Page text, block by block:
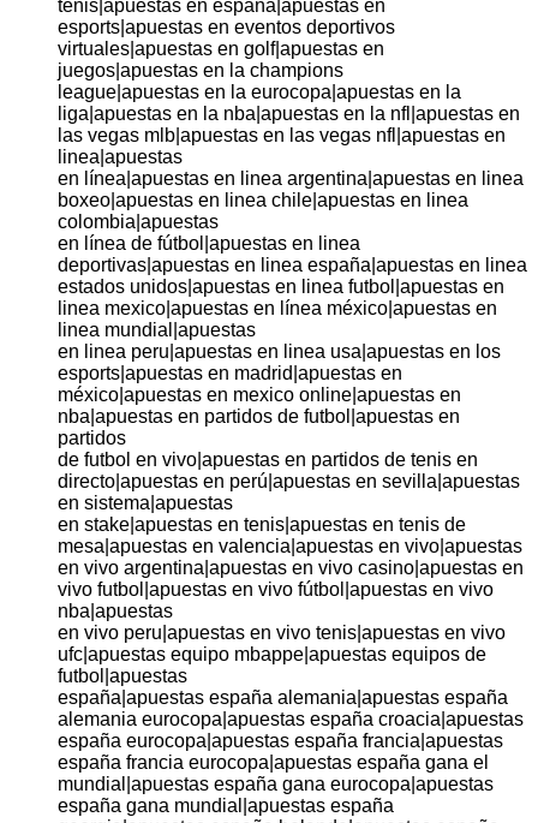
tenis|apuestas en españa|apuestas en
esports|apuestas en eventos deportivos
virtuales|apuestas en golf|apuestas en
juegos|apuestas en la champions
league|apuestas en la eurocopa|apuestas en la
liga|apuestas en la nba|apuestas en la nfl|apuestas en
las vegas mlb|apuestas en las vegas nfl|apuestas en
linea|apuestas
en línea|apuestas en linea argentina|apuestas en linea
boxeo|apuestas en linea chile|apuestas en linea
colombia|apuestas
en línea de fútbol|apuestas en linea
deportivas|apuestas en linea españa|apuestas en linea
estados unidos|apuestas en linea futbol|apuestas en
linea mexico|apuestas en línea méxico|apuestas en
linea mundial|apuestas
en linea peru|apuestas en linea usa|apuestas en los
esports|apuestas en madrid|apuestas en
méxico|apuestas en mexico online|apuestas en
nba|apuestas en partidos de futbol|apuestas en
partidos
de futbol en vivo|apuestas en partidos de tenis en
directo|apuestas en perú|apuestas en sevilla|apuestas
en sistema|apuestas
en stake|apuestas en tenis|apuestas en tenis de
mesa|apuestas en valencia|apuestas en vivo|apuestas
en vivo argentina|apuestas en vivo casino|apuestas en
vivo futbol|apuestas en vivo fútbol|apuestas en vivo
nba|apuestas
en vivo peru|apuestas en vivo tenis|apuestas en vivo
ufc|apuestas equipo mbappe|apuestas equipos de
futbol|apuestas
españa|apuestas españa alemania|apuestas españa
alemania eurocopa|apuestas españa croacia|apuestas
españa eurocopa|apuestas españa francia|apuestas
españa francia eurocopa|apuestas españa gana el
mundial|apuestas españa gana eurocopa|apuestas
españa gana mundial|apuestas españa